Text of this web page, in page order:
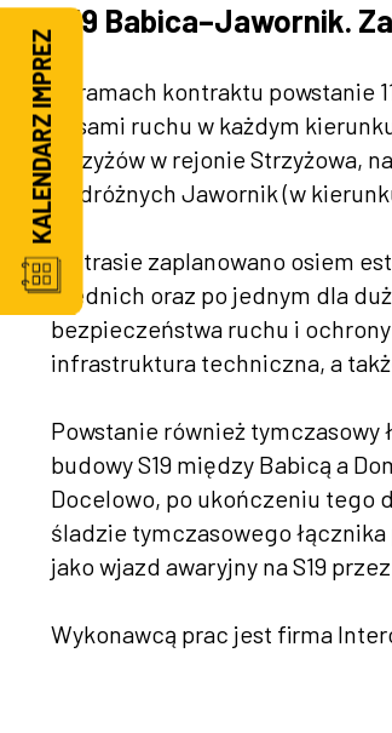
S19 Babica–Jawornik.
W ramach kontraktu
pasami ruchu w każdym
Strzyżów w rejonie Strzyżowa,
Podróżnych Jawornik (w
Na trasie zaplanowano osiem
średnich oraz po jednym dla
bezpieczeństwa ruchu i
infrastruktura techniczna, a
Powstanie również tymczasowy
budowy S19 między Babicą a
Docelowo, po ukończeniu tego
śladzie tymczasowego
jako wjazd awaryjny na S19
Wykonawcą prac jest firma
KALENDARZ IMPREZ